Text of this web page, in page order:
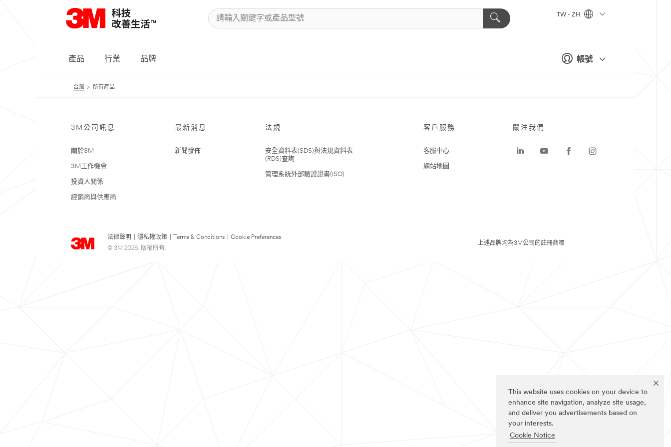
This website uses cookies on your device to
enhance site navigation, analyze site usage,
and deliver you advertisements based on
your interests.
Cookie Notice
帳號
TW - ZH
產品 行業 品牌
台灣 所有產品
3M公司訊息
關於3M
3M工作機會
投資人關係
經銷商與供應商
最新消息
新聞發佈
法規
安全資料表(SDS)與法規資料表
(RDS)查詢
管理系統外部驗證證書(ISO)
客戶服務
客服中心
網站地圖
法律聲明 隱私權政策 Terms & Conditions
Cookie Preferences
© 3M 2026. 版權所有.
關注我們
上述品牌均為3M公司的註冊商標